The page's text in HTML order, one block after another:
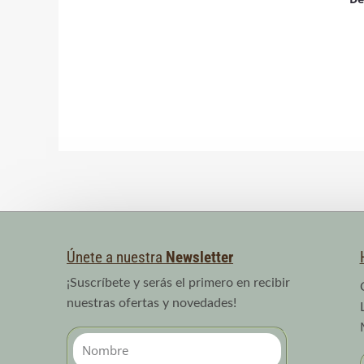
Únete a nuestra Newsletter
¡Suscríbete y serás el primero en recibir
nuestras ofertas y novedades!
Nombre